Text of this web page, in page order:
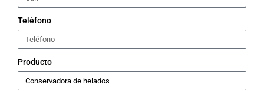
Teléfono
Producto